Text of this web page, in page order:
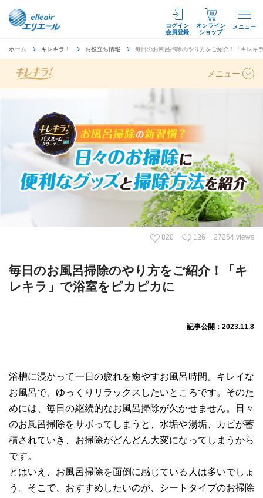
ログイン
会員登録
オンライン
ショップ
メニュー
ホーム キレキラ！ お役立ち情報 毎日のお風呂掃除のやり方をご紹介！「キレキ
メニュー
820 126 27254 views
毎日のお風呂掃除のやり方をご紹介！「キ
レキラ」で浴室をピカピカに
記事公開：2023.11.8
浴槽に浸かって一日の疲れを癒やすお風呂時間。キレイな
お風呂で、ゆっくりリラックスしたいところです。そのた
めには、毎日の継続的なお風呂掃除が欠かせません。日々
のお風呂掃除をサボってしまうと、水垢や湯垢、カビが蓄
積されていき、お掃除がどんどん大変になってしまうから
です。
とはいえ、お風呂掃除を面倒に感じている人は多いでしょ
う。そこで、おすすめしたいのが、シートタイプのお掃除